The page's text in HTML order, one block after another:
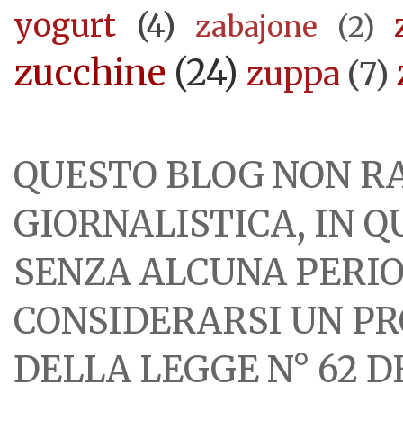
yogurt (4) zabajone (2)
zucchine (24) zuppa (7)
QUESTO BLOG NON
GIORNALISTICA, IN
SENZA ALCUNA
CONSIDERARSI UN
DELLA LEGGE N° 62